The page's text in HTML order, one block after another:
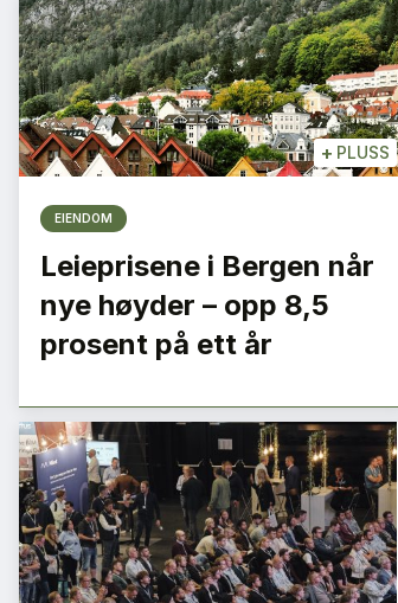
+ PLUSS
EIENDOM
Leieprisene i Bergen når
nye høyder – opp 8,5
prosent på ett år
– Vi må bygge ned
siloene